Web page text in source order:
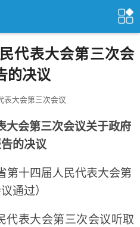
代表大会第三次会
的决议
表大会第三次会议
大会第三次会议关于政府
的决议
第十四届人民代表大会第
通过）
表大会第三次会议听取